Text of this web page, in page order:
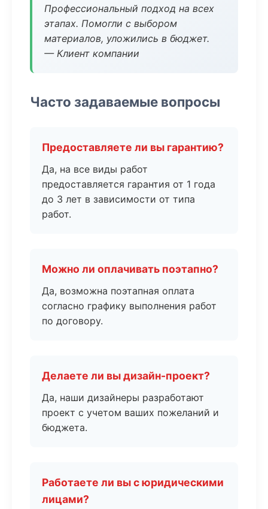
Профессиональный подход на всех
этапах. Помогли с выбором
материалов, уложились в бюджет.
— Клиент компании
Часто задаваемые вопросы
Предоставляете ли вы гарантию?
Да, на все виды работ
предоставляется гарантия от 1 года
до 3 лет в зависимости от типа
работ.
Можно ли оплачивать поэтапно?
Да, возможна поэтапная оплата
согласно графику выполнения работ
по договору.
Делаете ли вы дизайн-проект?
Да, наши дизайнеры разработают
проект с учетом ваших пожеланий и
бюджета.
Работаете ли вы с юридическими
лицами?